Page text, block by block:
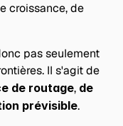
croissance, de
pas seulement
de routage, de
prévisible.